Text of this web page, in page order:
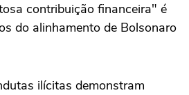
contribuição financeira" é
do alinhamento de Bolsonaro
ilícitas demonstram